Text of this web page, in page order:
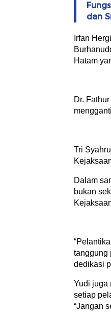
dan
Irfan
Hatam
Dr.
Tri
Dalam
bukan
tanggung
dedikasi
Yudi juga
setiap
“Jangan